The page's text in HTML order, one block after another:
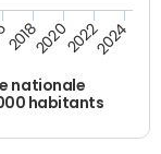
nationale
habitants
2018202020222024